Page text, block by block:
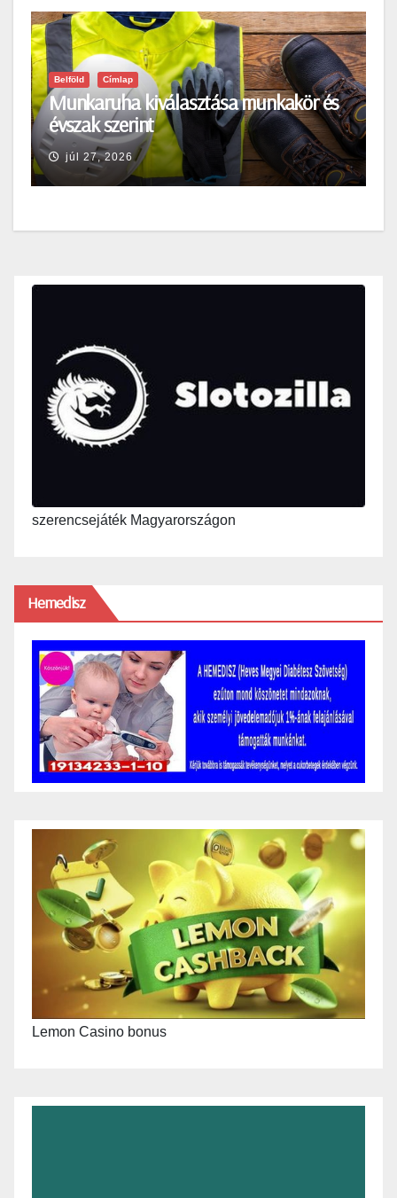
Belföld Címlap
Munkaruha kiválasztása munkakör és
évszak szerint
júl 27, 2026
szerencsejáték Magyarországon
Hemedisz
Lemon Casino bonus